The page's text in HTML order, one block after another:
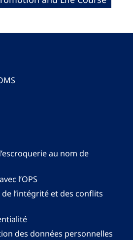
au nom de
l’OPS
l’intégrité et des conflits
des données personnelles